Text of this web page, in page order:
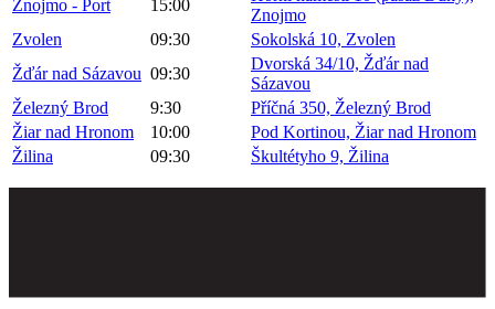
Znojmo - Port 15:00
Znojmo
Zvolen
09:30
Sokolská 10, Zvolen
Žďár nad Sázavou 09:30
Dvorská 34/10, Žďár nad
Sázavou
Železný Brod
9:30
Příčná 350, Železný Brod
Žiar nad Hronom
10:00
Pod Kortinou, Žiar nad Hronom
Žilina
09:30 Škultétyho 9, Žilina